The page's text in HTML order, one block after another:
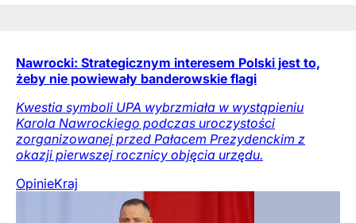
Nawrocki: Strategicznym interesem Polski jest to,
żeby nie powiewały banderowskie flagi
Kwestia symboli UPA wybrzmiała w wystąpieniu
Karola Nawrockiego podczas uroczystości
zorganizowanej przed Pałacem Prezydenckim z
okazji pierwszej rocznicy objęcia urzędu.
OpinieKraj